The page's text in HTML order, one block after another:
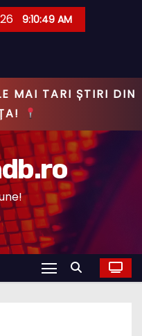
9:10:50 AM
CU ȘTIREA,